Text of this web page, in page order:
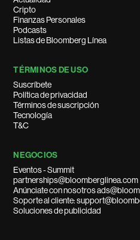
Cripto
Finanzas Personales
Podcasts
Listas de Bloomberg Línea
TÉRMINOS DE USO
Suscríbete
Política de privacidad
Términos de suscripción
Tecnología
T&C
NEGOCIOS
Eventos - Summit
partnerships@bloomberglinea.com
Anúnciate con nosotros
Soporte al cliente:
Soluciones de publicidad